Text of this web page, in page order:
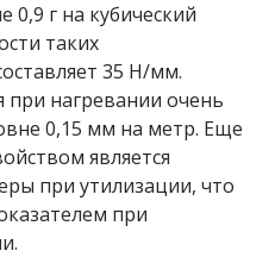
0,9 г на кубический
таких
35 Н/мм.
нагревании очень
0,15 мм на метр. Еще
является
при утилизации, что
при